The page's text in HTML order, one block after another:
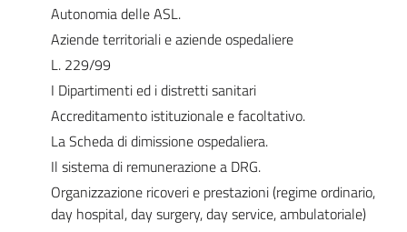
Autonomia delle ASL.
Aziende territoriali e aziende ospedaliere
L. 229/99
I Dipartimenti ed i distretti sanitari
Accreditamento istituzionale e facoltativo.
La Scheda di dimissione ospedaliera.
Il sistema di remunerazione a DRG.
Organizzazione ricoveri e prestazioni (regime ordinario,
day hospital, day surgery, day service, ambulatoriale)